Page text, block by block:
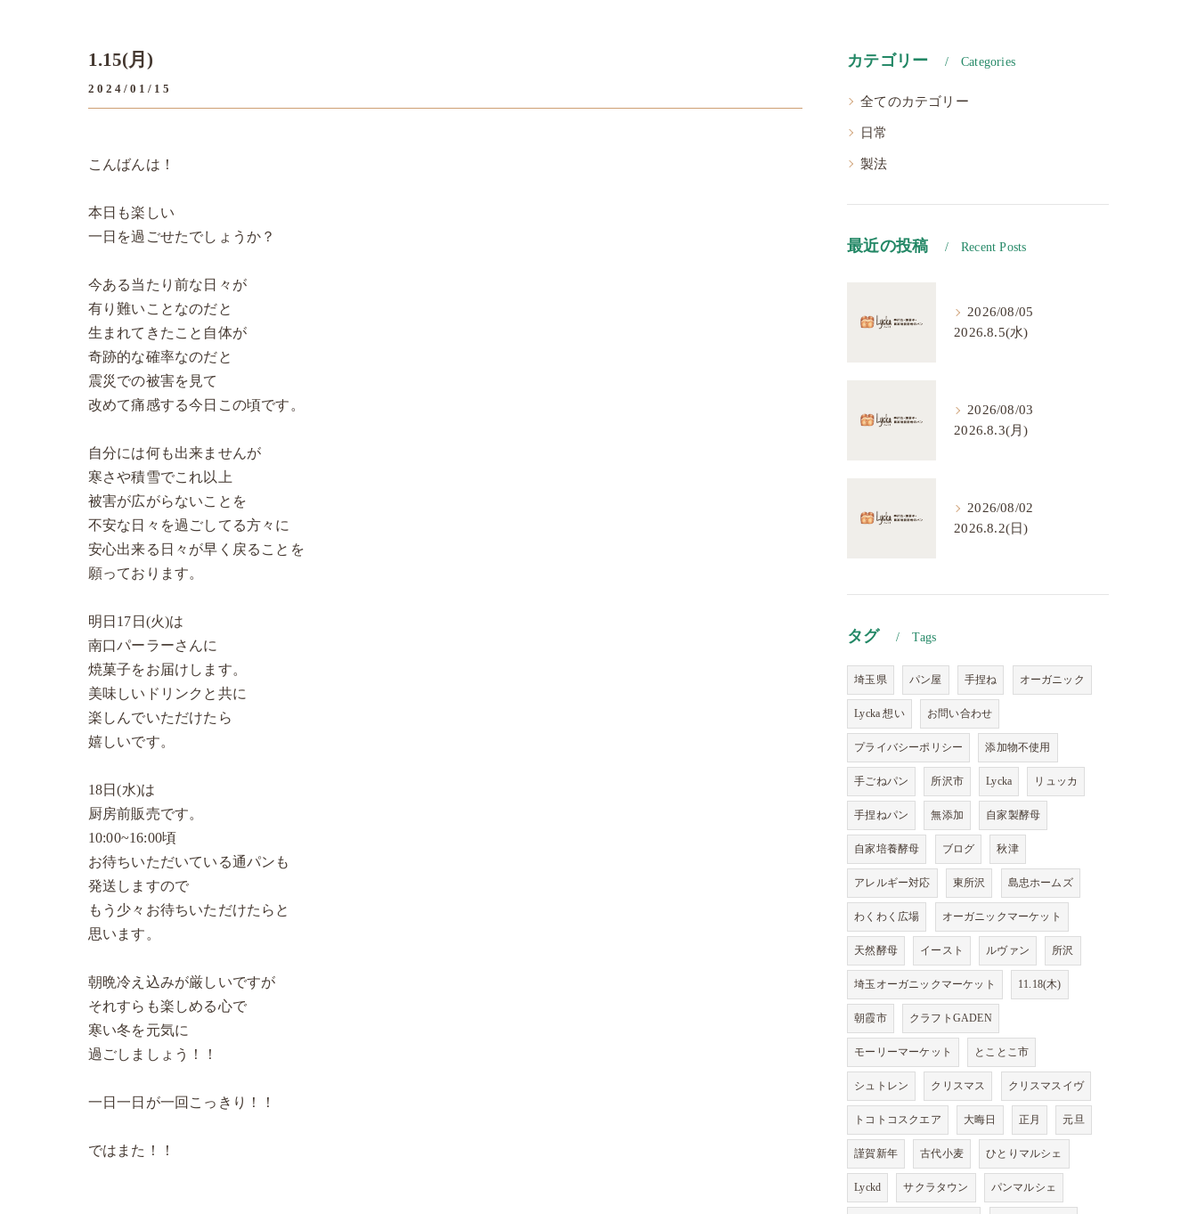
1.15(月)
2024/01/15
こんばんは！
本日も楽しい
一日を過ごせたでしょうか？
今ある当たり前な日々が
有り難いことなのだと
生まれてきたこと自体が
奇跡的な確率なのだと
震災での被害を見て
改めて痛感する今日この頃です。
自分には何も出来ませんが
寒さや積雪でこれ以上
被害が広がらないことを
不安な日々を過ごしてる方々に
安心出来る日々が早く戻ることを
願っております。
明日17日(火)は
南口パーラーさんに
焼菓子をお届けします。
美味しいドリンクと共に
楽しんでいただけたら
嬉しいです。
18日(水)は
厨房前販売です。
10:00~16:00頃
お待ちいただいている通パンも
発送しますので
もう少々お待ちいただけたらと
思います。
朝晩冷え込みが厳しいですが
それすらも楽しめる心で
寒い冬を元気に
過ごしましょう！！
一日一日が一回こっきり！！
ではまた！！
カテゴリー Categories
全てのカテゴリー
日常
製法
最近の投稿 Recent Posts
2026/08/05
2026.8.5(水)
2026/08/03
2026.8.3(月)
2026/08/02
2026.8.2(日)
タグ Tags
埼玉県 パン屋 手捏ね オーガニック
Lycka 想い お問い合わせ
プライバシーポリシー 添加物不使用
手ごねパン 所沢市 Lycka リュッカ
手捏ねパン 無添加 自家製酵母
自家培養酵母 ブログ 秋津
アレルギー対応 東所沢 島忠ホームズ
わくわく広場 オーガニックマーケット
天然酵母 イースト ルヴァン 所沢
埼玉オーガニックマーケット 11.18(木)
朝霞市 クラフトGADEN
モーリーマーケット とことこ市
シュトレン クリスマス クリスマスイヴ
トコトコスクエア 大晦日 正月 元旦
謹賀新年 古代小麦 ひとりマルシェ
Lyckd サクラタウン パンマルシェ